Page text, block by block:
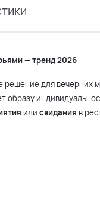
— тренд 2026
решение для вечерних
образу
или свидания в